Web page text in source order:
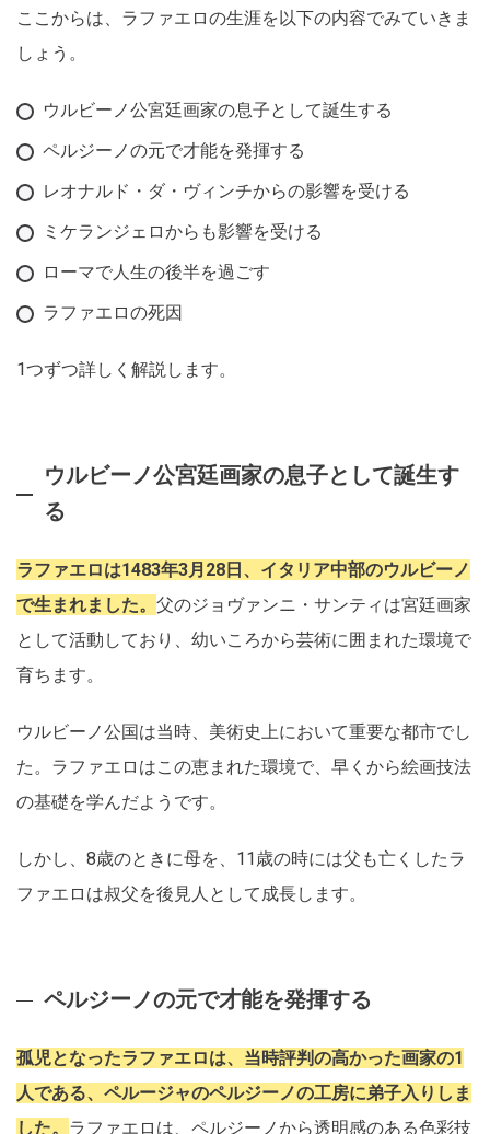
ここからは、ラファエロの生涯を以下の内容でみていきま
しょう。
ウルビーノ公宮廷画家の息子として誕生する
ペルジーノの元で才能を発揮する
レオナルド・ダ・ヴィンチからの影響を受ける
ミケランジェロからも影響を受ける
ローマで人生の後半を過ごす
ラファエロの死因
1つずつ詳しく解説します。
ウルビーノ公宮廷画家の息子として誕生す
る
ラファエロは1483年3月28日、イタリア中部のウルビーノ
で生まれました。 父のジョヴァンニ・サンティは宮廷画家
として活動しており、幼いころから芸術に囲まれた環境で
育ちます。
ウルビーノ公国は当時、美術史上において重要な都市でし
た。ラファエロはこの恵まれた環境で、早くから絵画技法
の基礎を学んだようです。
しかし、8歳のときに母を、11歳の時には父も亡くしたラ
ファエロは叔父を後見人として成長します。
ペルジーノの元で才能を発揮する
孤児となったラファエロは、当時評判の高かった画家の1
人である、ペルージャのペルジーノの工房に弟子入りしま
した。 ラファエロは、ペルジーノから透明感のある色彩技